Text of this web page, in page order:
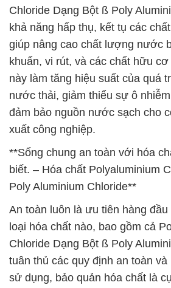
Chloride Dạng Bột ß Poly
khả năng hấp thụ, kết tụ các
giúp nâng cao chất lượng nước
khuẩn, vi rút, và các chất hữu
này làm tăng hiệu suất của quá
nước thải, giảm thiểu sự ô
đảm bảo nguồn nước sạch cho
xuất công nghiệp.
**Sống chung an toàn với hóa
biết. – Hóa chất Polyaluminium
Poly Aluminium Chloride**
An toàn luôn là ưu tiên hàng
loại hóa chất nào, bao gồm cả
Chloride Dạng Bột ß Poly
tuân thủ các quy định an toàn
sử dụng, bảo quản hóa chất là